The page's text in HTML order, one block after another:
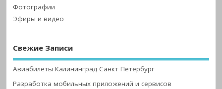
Фотографии
Эфиры и видео
Свежие Записи
Авиабилеты Калининград Санкт Петербург
Разработка мобильных приложений и сервисов